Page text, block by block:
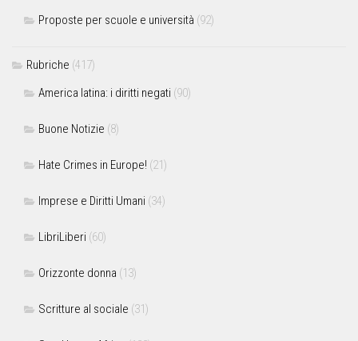
Proposte per scuole e università (92)
Rubriche (417)
America latina: i diritti negati (90)
Buone Notizie (8)
Hate Crimes in Europe! (21)
Imprese e Diritti Umani (34)
LibriLiberi (60)
Orizzonte donna (13)
Scritture al sociale (31)